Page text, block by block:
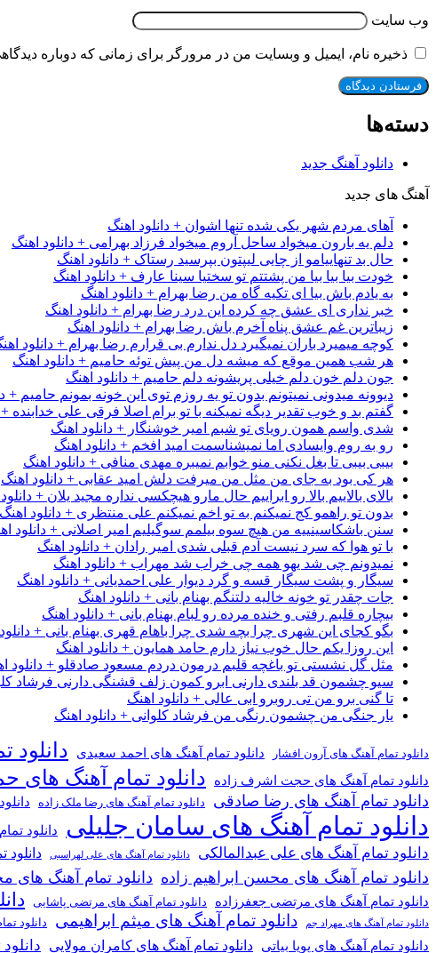
وب‌ سایت
ذخیره نام، ایمیل و وبسایت من در مرورگر برای زمانی که دوباره
دسته‌ها
دانلود آهنگ جدید
آهنگ های جدید
آهای مردم شهر یکی شده تنها اشوان + دانلود اهنگ
دلم یه بارون میخواد ساحل آروم میخواد فرزاد بهرامی + دانلود اهنگ
حال بد تنهاییامو از چایی لیپتون بپرسید رستاک + دانلود اهنگ
خودت بیا بیا بیا من پشتتم تو سختیا سینا عارف + دانلود اهنگ
به یادم باش بیا ای تکیه گاه من رضا بهرام + دانلود اهنگ
خبر نداری ای عشق چه کرده این درد رضا بهرام + دانلود اهنگ
زیباترین غم عشق پناه آخرم باش رضا بهرام + دانلود اهنگ
کوچه میمیرد باران نمیگیرد دل ندارم بی قرارم رضا بهرام + دانلود
هر شب همین موقع که میشه دل من پیش توئه حامیم + دانلود اهنگ
جون دلم خون دلم خیلی پریشونه دلم حامیم + دانلود اهنگ
دیوونه میدونی نمیتونم بدون تو یه روزم توی این خونه بمونم حامیم +
گفتم بد و خوب تقدیر دیگه نمیکنه با تو برام اصلا فرقی علی خدابنده +
شدی واسم همون رویای تو شبم امیر خوشنگار + دانلود اهنگ
رو به روم وایسادی اما نمیشناسمت امید افخم + دانلود اهنگ
بیبی بیبی تا بغل نکنی منو خوابم نمیبره مهدی منافی + دانلود اهنگ
هر کی بود به جای من مثل من میرفت دلش امید عقابی + دانلود اهنگ
بالای بالاییم بالا رو ابراییم حال مارو هیچکسی نداره مجید یلان +
بدون تو راهمو کج نمیکنم به تو اخم نمیکنم علی منتظری + دانلود اهنگ
سنن باشکاسینییه من هیچ سوه بیلمم سوگیلیم امیر اصلانی + دانلود
با تو هوا که سرد نیست آدم قبلی شدی امیر رادان + دانلود اهنگ
نمیدونم چی شد یهو همه چی خراب شد مهراب + دانلود اهنگ
سیگار و پشت سیگار قسه و گرد دیوار علی احمدیانی + دانلود اهنگ
جات چقدر تو خونه خالیه دلتنگم بهنام بانی + دانلود اهنگ
بیچاره قلبم رفتی و خنده مرده رو لبام بهنام بانی + دانلود اهنگ
بگو کجای این شهری چرا بچه شدی چرا باهام قهری بهنام بانی +
این روزا یکم حال خوب نیاز دارم حامد همایون + دانلود اهنگ
مثل گل نشستی تو باغچه قلبم درمون دردم مسعود صادقلو + دانلود
سیو چشمون قد بلندی دارنی ابرو کمون زلف قشنگی دارنی فرشاد
تا گنی برو من تی روبرو ابی عالی + دانلود اهنگ
یار جنگی من چشمون رنگی من فرشاد کلوانی + دانلود اهنگ
دانلود تمام آهنگ های آرون افشار دانلود تمام آهنگ های احمد سعیدی دانلود
دانلود تمام آهنگ های حجت اشرف زاده دانلود تمام آهنگ های
دانلود تمام آهنگ های رضا صادقی
دانلود تمام آهنگ های رضا ملک زاده
دانلود تمام آهنگ های سامان جلیلی دانلود
دانلود تمام آهنگ های علی عبدالمالکی دانلود تمام آهنگ های علی لهراسبی
دانلود تمام آهنگ های محسن ابراهیم زاده دانلود تمام آهنگ
دانلود تمام آهنگ های مرتضی جعفرزاده دانلود تمام آهنگ های مرتضی پاشایی
دانلود تمام آهنگ های مهراد جم دانلود تمام آهنگ های میثم ابراهیمی دانلود
دانلود تمام آهنگ های پویا بیاتی دانلود تمام آهنگ های کامران مولایی